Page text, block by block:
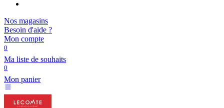
Nos magasins
Besoin d'aide ?
Mon compte
0
Ma liste de souhaits
0
Mon panier